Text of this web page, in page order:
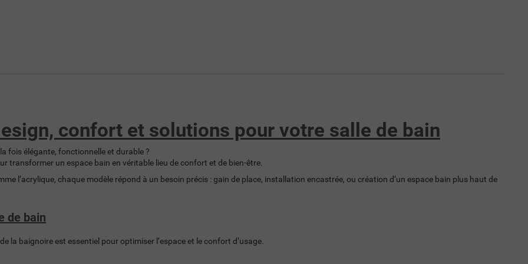
confort et solutions pour votre salle de bain
fois élégante, fonctionnelle et durable ?
transformer un espace bain en véritable lieu de confort et de bien-être.
l’acrylique, chaque modèle répond à un besoin précis : gain de place, installation encastrée, ou création d’un espace bain plus haut de
de bain
la baignoire est essentiel pour optimiser l’espace et le confort d’usage.